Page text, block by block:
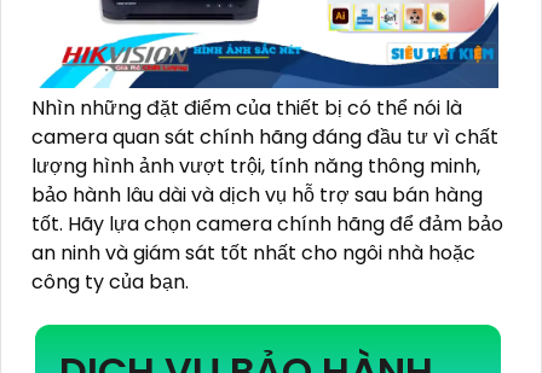
Nhìn những đặt điểm của thiết bị có thể nói là
camera quan sát chính hãng đáng đầu tư vì chất
lượng hình ảnh vượt trội, tính năng thông minh,
bảo hành lâu dài và dịch vụ hỗ trợ sau bán hàng
tốt. Hãy lựa chọn camera chính hãng để đảm bảo
an ninh và giám sát tốt nhất cho ngôi nhà hoặc
công ty của bạn.